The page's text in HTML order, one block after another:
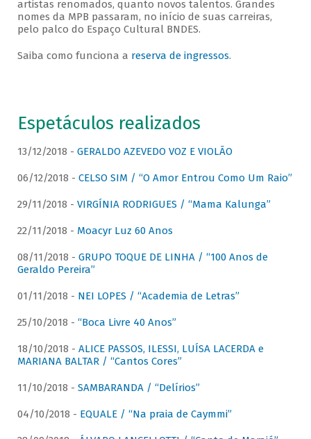
artistas renomados, quanto novos talentos. Grandes
nomes da MPB passaram, no início de suas carreiras,
pelo palco do Espaço Cultural BNDES.
Saiba como funciona a reserva de ingressos.
Espetáculos realizados
13/12/2018 - GERALDO AZEVEDO VOZ E VIOLÃO
06/12/2018 - CELSO SIM / “O Amor Entrou Como Um Raio”
29/11/2018 - VIRGÍNIA RODRIGUES / “Mama Kalunga”
22/11/2018 - Moacyr Luz 60 Anos
08/11/2018 - GRUPO TOQUE DE LINHA / “100 Anos de
Geraldo Pereira”
01/11/2018 - NEI LOPES / “Academia de Letras”
25/10/2018 - “Boca Livre 40 Anos”
18/10/2018 - ALICE PASSOS, ILESSI, LUÍSA LACERDA e
MARIANA BALTAR / “Cantos Cores”
11/10/2018 - SAMBARANDA / “Delírios”
04/10/2018 - EQUALE / “Na praia de Caymmi”